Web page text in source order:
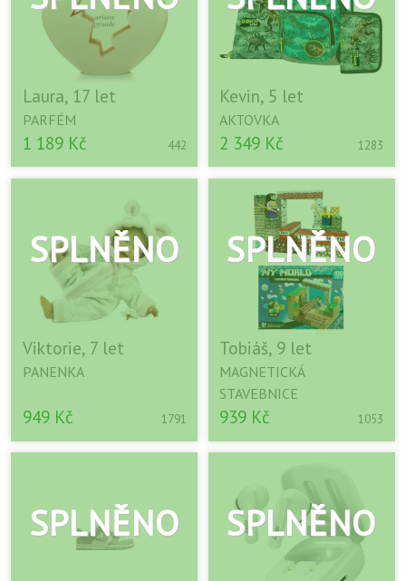
Laura, 17 let
PARFÉM
1 189 Kč 442
Kevin, 5 let
AKTOVKA
2 349 Kč 1283
Viktorie, 7 let
PANENKA
949 Kč 1791
Tobiáš, 9 let
MAGNETICKÁ
STAVEBNICE
939 Kč 1053